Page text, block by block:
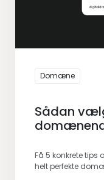
Domæne
Sådan
Få 5 konkrete
helt perfekte